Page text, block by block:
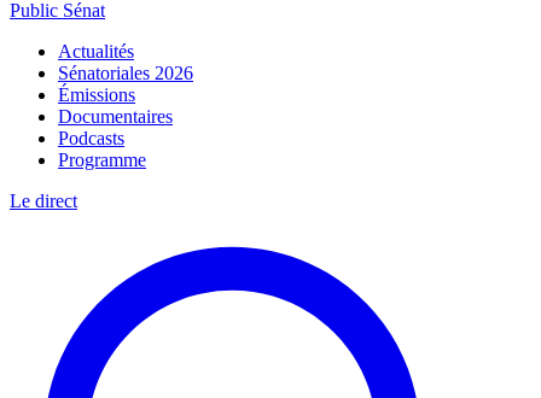
Public Sénat
Actualités
Sénatoriales 2026
Émissions
Documentaires
Podcasts
Programme
Le direct